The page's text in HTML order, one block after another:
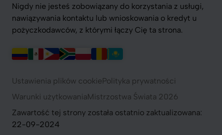
Nigdy nie jesteś zobowiązany do korzystania z usługi,
nawiązywania kontaktu lub wnioskowania o kredyt u
pożyczkodawców, z którymi łączy Cię ta strona.
Ustawienia plików cookiePolityka prywatności
Warunki użytkowaniaMistrzostwa Świata 2026
Zawartość tej strony została ostatnio zaktualizowana:
22-09-2024